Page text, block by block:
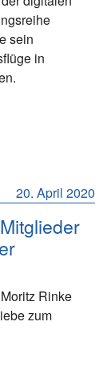
sein
in
20. April 2020
Rinke
zum